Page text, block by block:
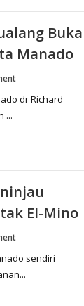
Buka
Manado
dr Richard
...
El-Mino
sendiri